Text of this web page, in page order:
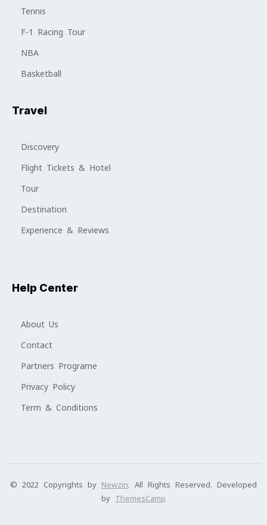
Tennis
F-1 Racing Tour
NBA
Basketball
Travel
Discovery
Flight Tickets & Hotel
Tour
Destination
Experience & Reviews
Help Center
About Us
Contact
Partners Programe
Privacy Policy
Term & Conditions
© 2022 Copyrights by Newzin. All Rights Reserved. Developed
by ThemesCamp